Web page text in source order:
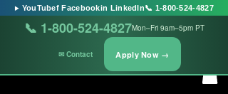
▶ YouTubef Facebookin LinkedIn📞 1-800-524-4827
📞 1-800-524-4827Mon–Fri 9am–5pm PT
✉ Contact Apply Now →